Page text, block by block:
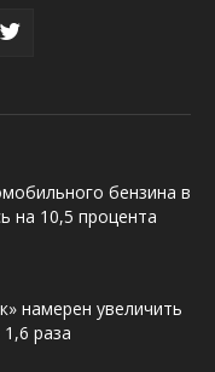
бензина в
на 10,5 процента
намерен увеличить
раза